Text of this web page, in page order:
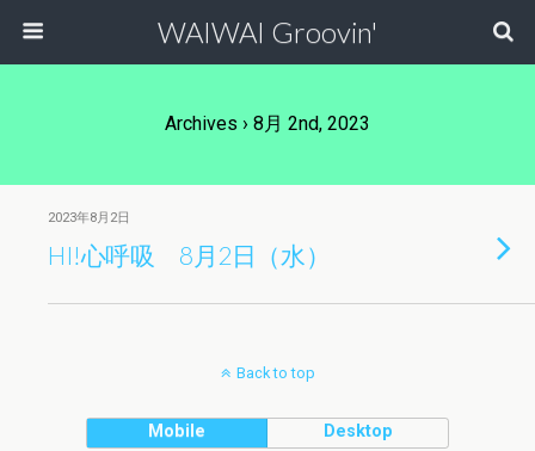
WAIWAI Groovin'
Archives › 8月 2nd, 2023
2023年8月2日
HI!心呼吸 8月2日（水）
Back to top
Mobile Desktop